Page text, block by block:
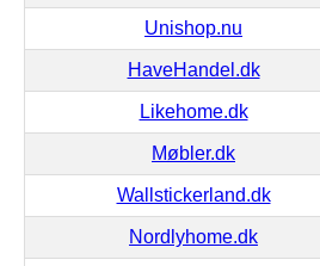
Unishop.nu
HaveHandel.dk
Likehome.dk
Møbler.dk
Wallstickerland.dk
Nordlyhome.dk